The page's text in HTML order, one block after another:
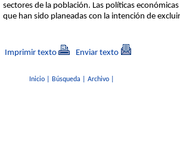
sectores de la población. Las políticas
que han sido planeadas con la intención de
Imprimir texto Enviar texto
Inicio| Búsqueda Archivo|